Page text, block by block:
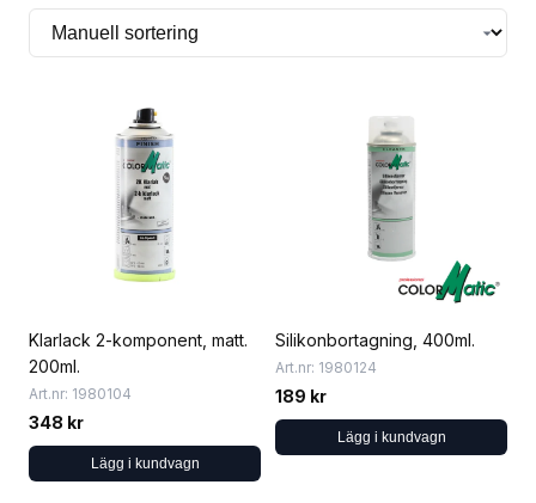
Klarlack 2-komponent, matt.
200ml.
Art.nr: 1980104
348 kr
Lägg i kundvagn
Silikonbortagning, 400ml.
Art.nr: 1980124
189 kr
Lägg i kundvagn